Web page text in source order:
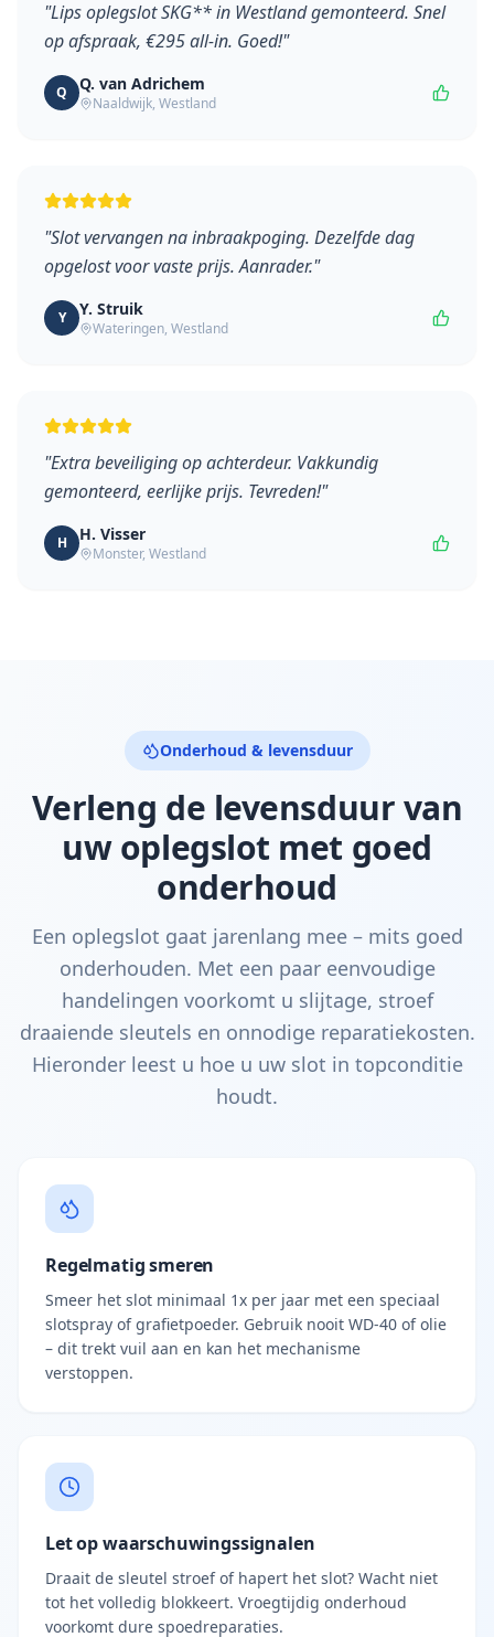
"Lips oplegslot SKG** in Westland gemonteerd. Snel
op afspraak, €295 all-in. Goed!"
Q Q. van Adrichem
Naaldwijk, Westland
"Slot vervangen na inbraakpoging. Dezelfde dag
opgelost voor vaste prijs. Aanrader."
Y Y. Struik
Wateringen, Westland
"Extra beveiliging op achterdeur. Vakkundig
gemonteerd, eerlijke prijs. Tevreden!"
H H. Visser
Monster, Westland
Onderhoud & levensduur
Verleng de levensduur van
uw oplegslot met goed
onderhoud
Een oplegslot gaat jarenlang mee – mits goed
onderhouden. Met een paar eenvoudige
handelingen voorkomt u slijtage, stroef
draaiende sleutels en onnodige reparatiekosten.
Hieronder leest u hoe u uw slot in topconditie
houdt.
Regelmatig smeren
Smeer het slot minimaal 1x per jaar met een speciaal
slotspray of grafietpoeder. Gebruik nooit WD-40 of olie
– dit trekt vuil aan en kan het mechanisme
verstoppen.
Let op waarschuwingssignalen
Draait de sleutel stroef of hapert het slot? Wacht niet
tot het volledig blokkeert. Vroegtijdig onderhoud
voorkomt dure spoedreparaties.